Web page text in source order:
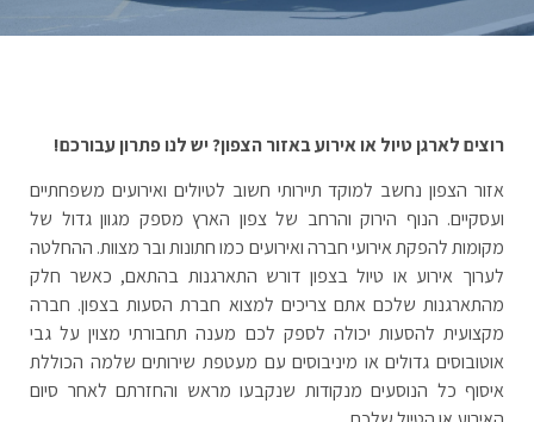
רוצים לארגן טיול או אירוע באזור הצפון? יש לנו פתרון עבורכם!
אזור הצפון נחשב למוקד תיירותי חשוב לטיולים ואירועים משפחתיים
ועסקיים. הנוף הירוק והרחב של צפון הארץ מספק מגוון גדול של
מקומות להפקת אירועי חברה ואירועים כמו חתונות ובר מצוות. ההחלטה
לערוך אירוע או טיול בצפון דורש התארגנות בהתאם, כאשר חלק
מהתארגנות שלכם אתם צריכים למצוא חברת הסעות בצפון. חברה
מקצועית להסעות יכולה לספק לכם מענה תחבורתי מצוין על גבי
אוטובוסים גדולים או מיניבוסים עם מעטפת שירותים שלמה הכוללת
איסוף כל הנוסעים מנקודות שנקבעו מראש והחזרתם לאחר סיום